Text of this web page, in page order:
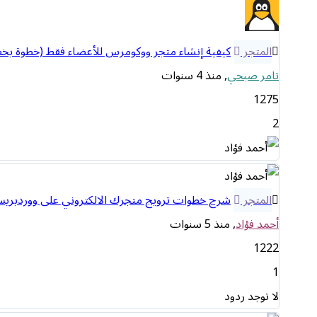
المتجر كيفية إنشاء متجر ووكومرس للأعضاء فقط (خطوة
تامر صبحي, منذ 4 سنوات
1275
2
المتجر شرح خطوات ترويج متجرك الالكتروني على
أحمد فؤاد, منذ 5 سنوات
1222
1
لا توجد ردود